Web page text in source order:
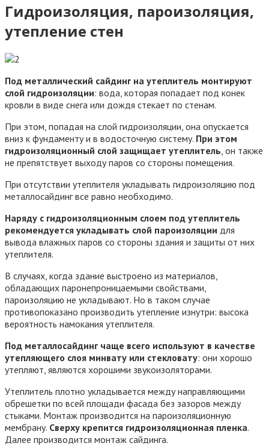
Гидроизоляция, пароизоляция,
утепление стен
Под металлический сайдинг на утеплитель монтируют
слой гидроизоляции: вода, которая попадает под конек
кровли в виде снега или дождя стекает по стенам.
При этом, попадая на слой гидроизоляции, она опускается
вниз к фундаменту и в водосточную систему. При этом
гидроизоляционный слой защищает утеплитель , он также
не препятствует выходу паров со стороны помещения.
При отсутствии утеплителя укладывать гидроизоляцию под
металлосайдинг все равно необходимо.
Наряду с гидроизоляционным слоем под утеплитель
рекомендуется укладывать слой пароизоляции для
вывода влажных паров со стороны здания и защиты от них
утеплителя.
В случаях, когда здание выстроено из материалов,
обладающих паронепроницаемыми свойствами,
пароизоляцию не укладывают. Но в таком случае
противопоказано производить утепление изнутри: высока
вероятность намокания утеплителя.
Под металлосайдинг чаще всего используют в качестве
утепляющего слоя минвату или стекловату: они хорошо
утепляют, являются хорошими звукоизоляторами.
Утеплитель плотно укладывается между направляющими
обрешетки по всей площади фасада без зазоров между
стыками. Монтаж производится на пароизоляционную
мембрану. Сверху крепится гидроизоляционная пленка.
Далее производится монтаж сайдинга.